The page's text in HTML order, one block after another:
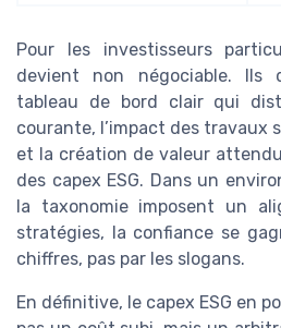
Pour les investisseurs
devient non négociable. Ils
tableau de bord clair qui
courante, l’impact des travaux
et la création de valeur
des capex ESG. Dans un
la taxonomie imposent un
stratégies, la confiance se
chiffres, pas par les slogans.
En définitive, le capex ESG en